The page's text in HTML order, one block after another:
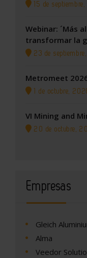
15 de
Webinar: ´Más
transformar la
23 de
Metromeet
1 de octubre,
VI Mining and
20 de octubre,
Empresas
Gleich
Alma
Veedor